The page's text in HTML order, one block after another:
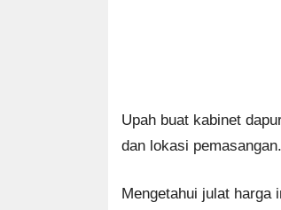
Upah buat kabinet
dan lokasi pemasangan.
Mengetahui julat harga